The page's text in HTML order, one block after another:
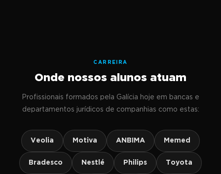
CARREIRA
Onde nossos alunos atuam
Profissionais formados pela Galícia hoje em bancas e
departamentos jurídicos de companhias como estas:
Veolia Motiva ANBIMA Memed
Bradesco Nestlé Philips Toyota